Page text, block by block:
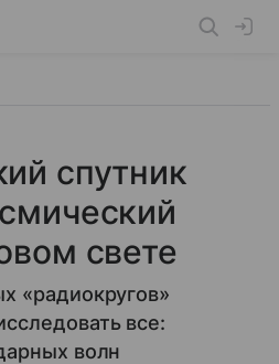
спутник
свете
«радиокругов»
все:
волн